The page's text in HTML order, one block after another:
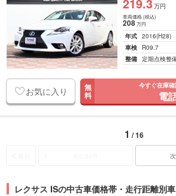
万円
車両価格(税込)
208万円
年式 2016(H28)
車検
R09.7
整備 定期点検整
お気に入り 無
料
今すぐ在庫
電
1 / 16
レクサス ISの中古車価格帯・走行距離別